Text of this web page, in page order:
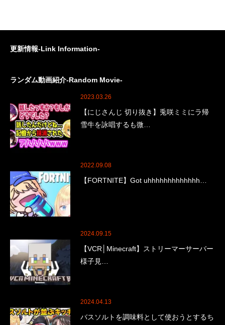
更新情報-Link Information-
ランダム動画紹介-Random Movie-
2023.03.26
【にじさんじ 切り抜き】兎咲ミミにラ帰
雪牛を詠唱するも微…
2022.09.08
【FORTNITE】Got uhhhhhhhhhhhhh…
2024.09.15
【VCR│Minecraft】ストリーマーサーバー
様子見…
2024.04.13
バスソルトを調味料として使おうとするち